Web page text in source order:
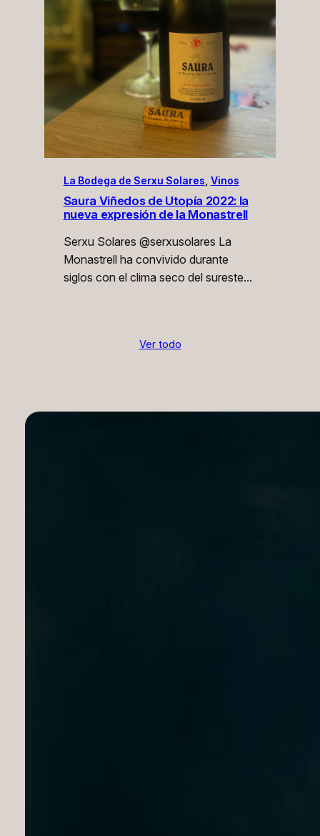
La Bodega de Serxu Solares Vinos
Saura Viñedos de Utopía 2022: la
nueva expresión de la Monastrell
Serxu Solares @serxusolares La
Monastrell ha convivido durante
siglos con el clima seco del sureste…
Ver todo